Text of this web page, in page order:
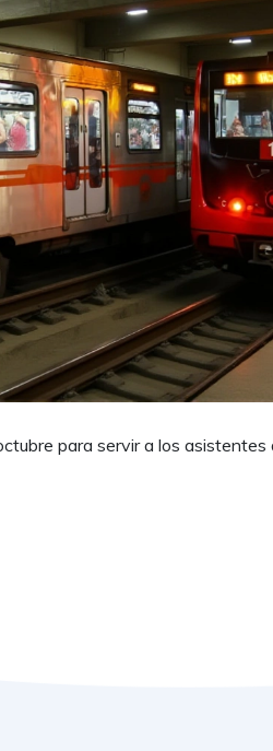
para servir a los